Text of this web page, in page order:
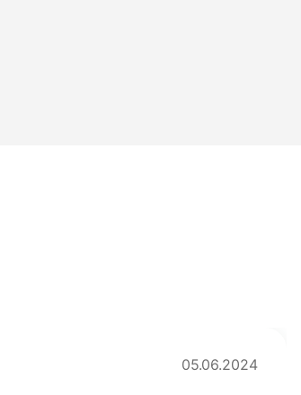
05.06.2024